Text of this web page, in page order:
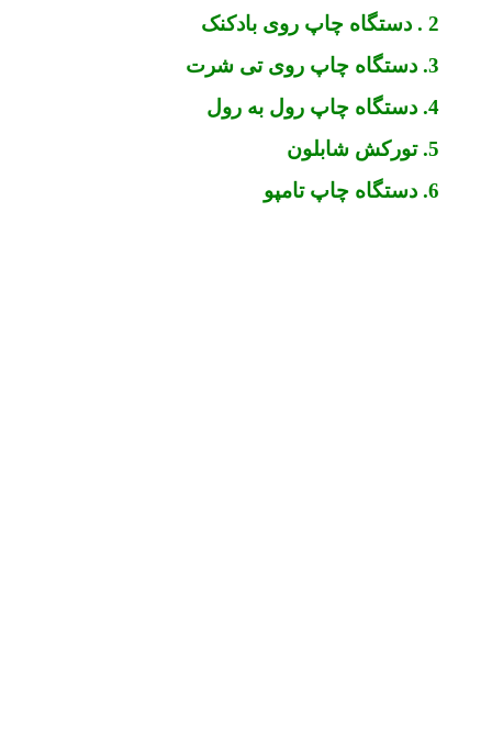
2 . دستگاه چاپ روی بادکنک
3. دستگاه چاپ روی تی شرت
4. دستگاه چاپ رول به رول
5. تورکش شابلون
6. دستگاه چاپ تامپو